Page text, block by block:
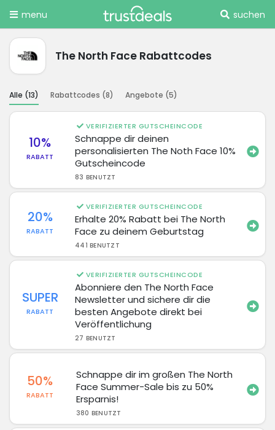
menu suchen
The North Face Rabattcodes
Alle (13) Rabattcodes (8) Angebote (5)
10%
RABATT
VERIFIZIERTER GUTSCHEINCODE
Schnappe dir deinen
personalisierten The Noth Face 10%
Gutscheincode
83 BENUTZT
20%
RABATT
VERIFIZIERTER GUTSCHEINCODE
Erhalte 20% Rabatt bei The North
Face zu deinem Geburtstag
441 BENUTZT
SUPER
RABATT
VERIFIZIERTER GUTSCHEINCODE
Abonniere den The North Face
Newsletter und sichere dir die
besten Angebote direkt bei
Veröffentlichung
27 BENUTZT
50%
RABATT
Schnappe dir im großen The North
Face Summer-Sale bis zu 50%
Ersparnis!
380 BENUTZT